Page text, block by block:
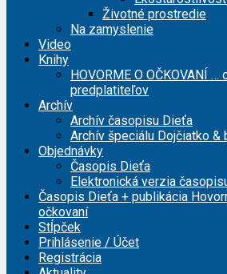
Životné prostredie
Na zamyslenie
Video
Knihy
HOVORME O OČKOVANÍ …
predplatiteľov
Archív
Archív časopisu Dieťa
Archív špeciálu Dojčiatko &
Objednávky
Časopis Dieťa
Elektronická verzia
Časopis Dieťa + publikácia
očkovaní
Stĺpček
Prihlásenie / Účet
Registrácia